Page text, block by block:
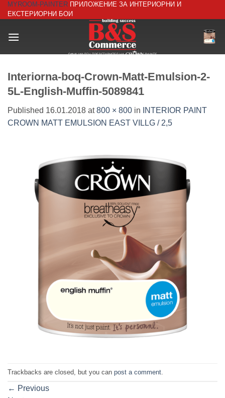
Skip
to
MYROOM-PAINTER ПРИЛОЖЕНИЕ ЗА ИНТЕРИОРНИ И
ЕКСТЕРИОРНИ БОИ
Interiorna-boq-Crown-Matt-Emulsion-2-
5L-English-Muffin-5089841
Published 16.01.2018 at800 × 800 in
INTERIOR PAINT
CROWN MATT EMULSION EAST VILLG / 2,5
Trackbacks are closed, but you can post a comment
← Previous